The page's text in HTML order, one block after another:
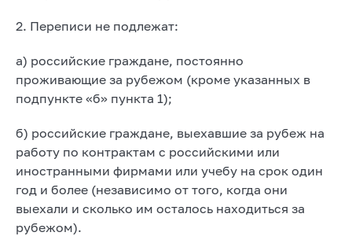
2. Переписи не подлежат:
а) российские граждане, постоянно
проживающие за рубежом (кроме указанных в
подпункте «б» пункта 1);
б) российские граждане, выехавшие за рубеж на
работу по контрактам с российскими или
иностранными фирмами или учебу на срок один
год и более (независимо от того, когда они
выехали и сколько им осталось находиться за
рубежом).